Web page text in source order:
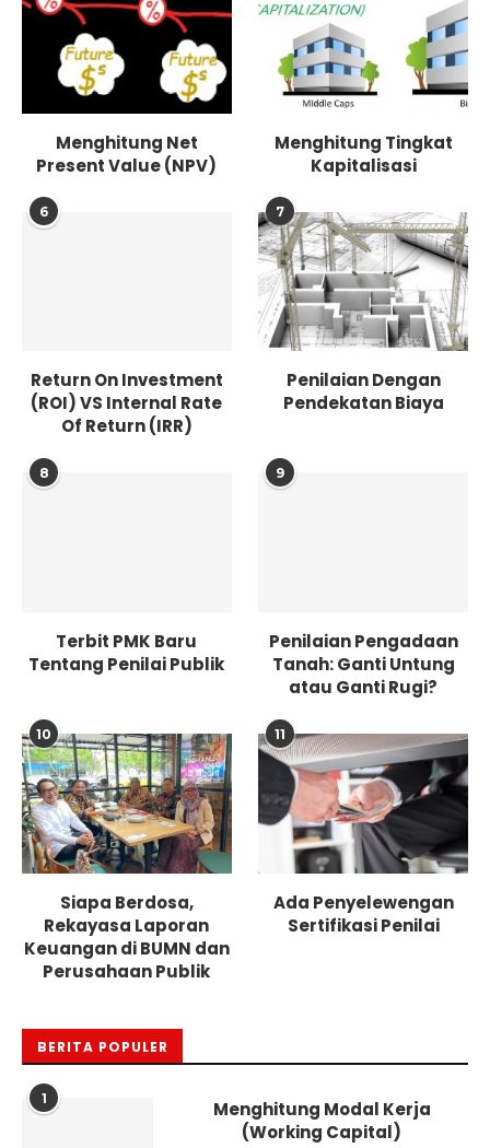
Menghitung Net
Present Value (NPV)
Menghitung Tingkat
Kapitalisasi
6
Return On Investment
(ROI) VS Internal Rate
Of Return (IRR)
7
Penilaian Dengan
Pendekatan Biaya
8
Terbit PMK Baru
Tentang Penilai Publik
9
Penilaian Pengadaan
Tanah: Ganti Untung
atau Ganti Rugi?
10
Siapa Berdosa,
Rekayasa Laporan
Keuangan di BUMN dan
Perusahaan Publik
11
Ada Penyelewengan
Sertifikasi Penilai
BERITA POPULER
1
Menghitung Modal Kerja
(Working Capital)